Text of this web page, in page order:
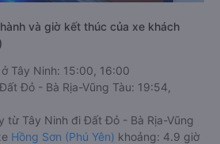
và giờ kết thúc của xe khách
Tây Ninh: 15:00, 16:00
Đỏ - Bà Rịa-Vũng Tàu: 19:54,
từ Tây Ninh đi Đất Đỏ - Bà Rịa-Vũng
Hồng Sơn (Phú Yên) khoảng: 4.9 giờ